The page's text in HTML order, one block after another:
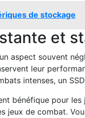
de stockage
et
aspect souvent
leur
intenses, un
bénéfique pour
jeux de combat.